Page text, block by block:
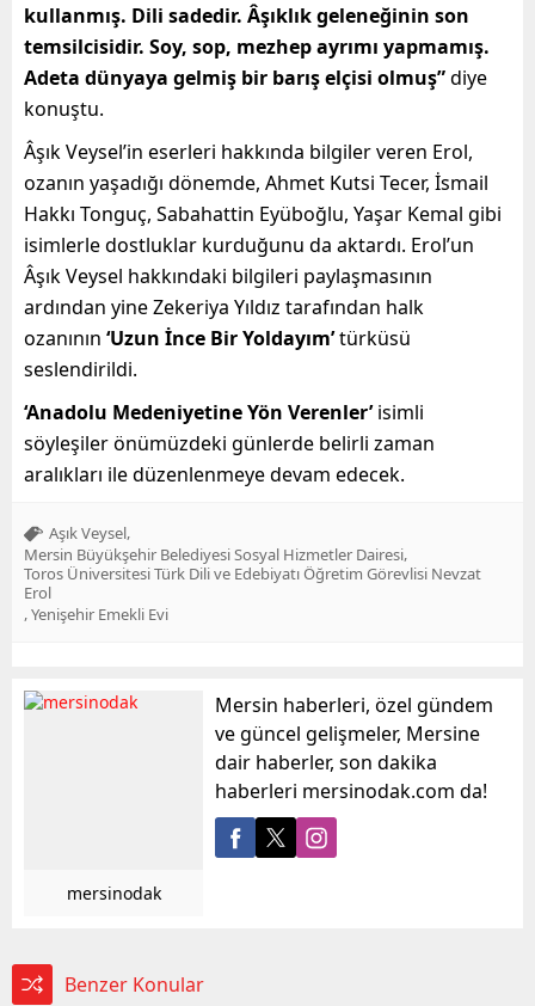
kullanmış. Dili sadedir. Âşıklık geleneğinin son
temsilcisidir. Soy, sop, mezhep ayrımı yapmamış.
Adeta dünyaya gelmiş bir barış elçisi olmuş”diye
konuştu.
Âşık Veysel’in eserleri hakkında bilgiler veren Erol,
ozanın yaşadığı dönemde, Ahmet Kutsi Tecer, İsmail
Hakkı Tonguç, Sabahattin Eyüboğlu, Yaşar Kemal gibi
isimlerle dostluklar kurduğunu da aktardı. Erol’un
Âşık Veysel hakkındaki bilgileri paylaşmasının
ardından yine Zekeriya Yıldız tarafından halk
ozanının ‘Uzun İnce Bir Yoldayım’türküsü
seslendirildi.
‘Anadolu Medeniyetine Yön Verenler’isimli
söyleşiler önümüzdeki günlerde belirli zaman
aralıkları ile düzenlenmeye devam edecek.
Aşık Veysel
Mersin Büyükşehir Belediyesi Sosyal Hizmetler Dairesi
Toros Üniversitesi Türk Dili ve Edebiyatı Öğretim Görevlisi Nevzat
Erol
Yenişehir Emekli Evi
mersinodak
Mersin haberleri, özel gündem
ve güncel gelişmeler, Mersine
dair haberler, son dakika
haberleri mersinodak.com da!
Benzer Konular